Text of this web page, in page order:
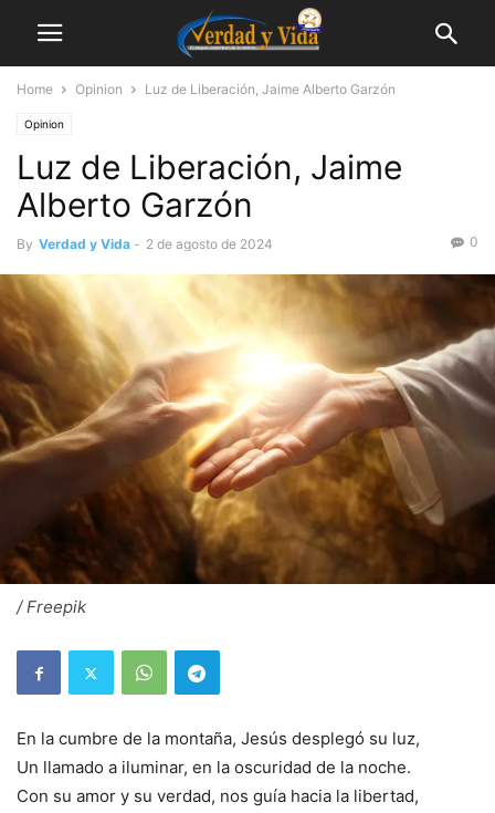
Home Opinion Luz de Liberación, Jaime Alberto Garzón
Opinion
Luz de Liberación, Jaime
Alberto Garzón
By Verdad y Vida - 2 de agosto de 2024 0
/ Freepik
En la cumbre de la montaña, Jesús desplegó su luz,
Un llamado a iluminar, en la oscuridad de la noche.
Con su amor y su verdad, nos guía hacia la libertad,